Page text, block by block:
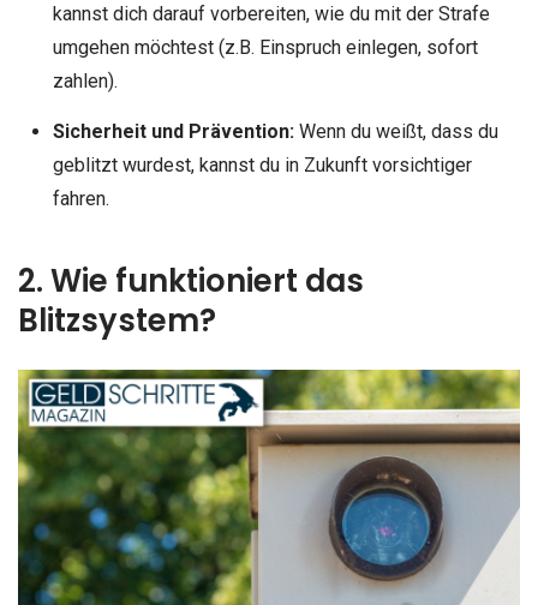
kannst dich darauf vorbereiten, wie du mit der Strafe
umgehen möchtest (z.B. Einspruch einlegen, sofort
zahlen).
Sicherheit und Prävention:Wenn du weißt, dass du
geblitzt wurdest, kannst du in Zukunft vorsichtiger
fahren.
2. Wie funktioniert das
Blitzsystem?